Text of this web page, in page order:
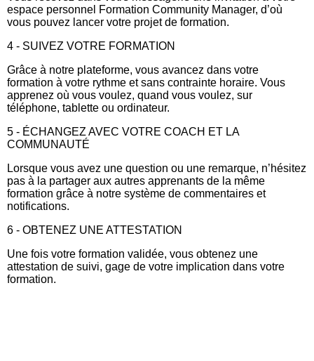
espace personnel Formation Community Manager, d’où
vous pouvez lancer votre projet de formation.
4 - SUIVEZ VOTRE FORMATION
Grâce à notre plateforme, vous avancez dans votre
formation à votre rythme et sans contrainte horaire. Vous
apprenez où vous voulez, quand vous voulez, sur
téléphone, tablette ou ordinateur.
5 - ÉCHANGEZ AVEC VOTRE COACH ET LA
COMMUNAUTÉ
Lorsque vous avez une question ou une remarque, n’hésitez
pas à la partager aux autres apprenants de la même
formation grâce à notre système de commentaires et
notifications.
6 - OBTENEZ UNE ATTESTATION​
Une fois votre formation validée, vous obtenez une
attestation de suivi, gage de votre implication dans votre
formation.